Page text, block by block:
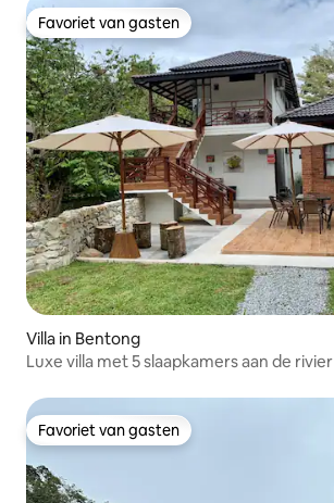
Favoriet van gasten
Favoriet van gasten
Villa in Bentong
Luxe villa met 5 slaapkamers aan de rivier
Favoriet van gasten
Favoriet van gasten